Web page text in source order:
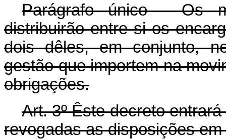
Parágrafo único - Os
distribuirão entre si os
dois dêles, em conjunto,
gestão que importem na
obrigações.
Art. 3º Êste decreto
revogadas as disposições